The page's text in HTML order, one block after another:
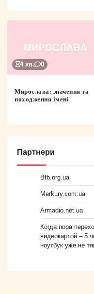
4 хв. 0
Мирослава: значення та
походження імені
Партнери
Bfb.org.ua
Merkury.com.ua
Armadio.net.ua
Когда пора
видеокартой – 5
ноутбук уже не